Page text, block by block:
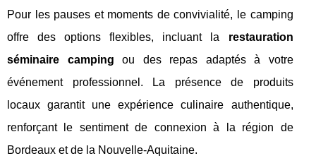
Pour les pauses et moments de convivialité, le camping
offre des options flexibles, incluant la restauration
séminaire camping ou des repas adaptés à votre
événement professionnel. La présence de produits
locaux garantit une expérience culinaire authentique,
renforçant le sentiment de connexion à la région de
Bordeaux et de la Nouvelle-Aquitaine.